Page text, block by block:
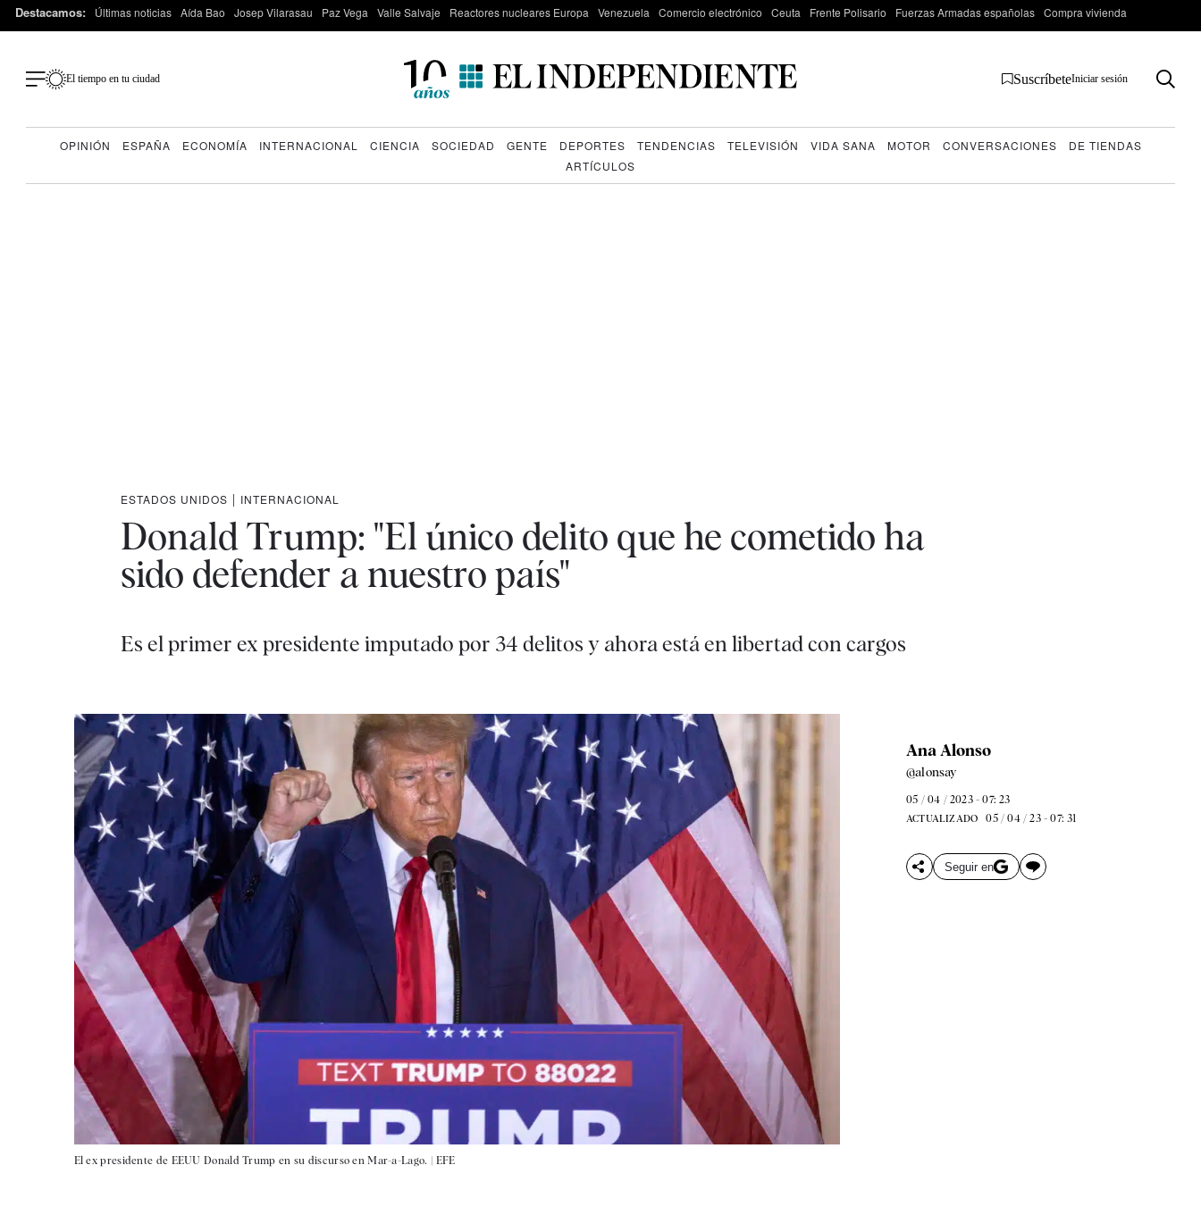
Destacamos: Últimas noticias Aída Bao Josep Vilarasau Paz Vega Valle Salvaje Reactores nucleares Europa Venezuela Comercio electrónico Ceuta Frente Polisario Fuerzas Armadas españolas Compra vivienda
El tiempo en tu ciudad SuscríbeteIniciar sesión
OPINIÓN ESPAÑA ECONOMÍA INTERNACIONAL CIENCIA SOCIEDAD GENTE DEPORTES TENDENCIAS TELEVISIÓN VIDA SANA MOTOR CONVERSACIONES
DE TIENDAS
ARTÍCULOS
ESTADOS UNIDOS | INTERNACIONAL
Donald Trump: "El único delito que he cometido ha
sido defender a nuestro país"
Es el primer ex presidente imputado por 34 delitos y ahora está en libertad con cargos
El ex presidente de EEUU Donald Trump en su discurso en Mar-a-Lago. | EFE
Ana Alonso
@alonsay
05 / 04 / 2023 - 07: 23
ACTUALIZADO 05 / 04 / 23 - 07: 31
Seguir en